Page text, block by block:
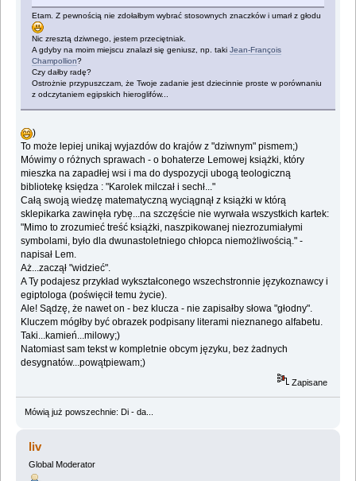
Etam. Z pewnością nie zdołałbym wybrać stosownych znaczków i umarł z głodu
Nic zresztą dziwnego, jestem przeciętniak.
A gdyby na moim miejscu znalazł się geniusz, np. takiJean-François
Champollion?
Czy dałby radę?
Ostrożnie przypuszczam, że Twoje zadanie jest dziecinnie proste w porównaniu
z odczytaniem egipskich hieroglifów...
)
To może lepiej unikaj wyjazdów do krajów z "dziwnym" pismem;)
Mówimy o różnych sprawach - o bohaterze Lemowej książki, który
mieszka na zapadłej wsi i ma do dyspozycji ubogą teologiczną
bibliotekę księdza : "Karolek milczał i sechł..."
Całą swoją wiedzę matematyczną wyciągnął z książki w którą
sklepikarka zawinęła rybę...na szczęście nie wyrwała wszystkich kartek:
"Mimo to zrozumieć treść książki, naszpikowanej niezrozumiałymi
symbolami, było dla dwunastoletniego chłopca niemożliwością." -
napisał Lem.
Aż...zaczął "widzieć".
A Ty podajesz przykład wykształconego wszechstronnie językoznawcy i
egiptologa (poświęcił temu życie).
Ale! Sądzę, że nawet on - bez klucza - nie zapisałby słowa "głodny".
Kluczem mógłby być obrazek podpisany literami nieznanego alfabetu.
Taki...kamień...milowy;)
Natomiast sam tekst w kompletnie obcym języku, bez żadnych
desygnatów...powątpiewam;)
Zapisane
Mówią już powszechnie: Di - da...
liv
Global Moderator